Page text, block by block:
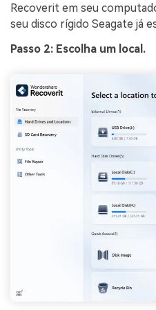
Recoverit em seu
seu disco rígido Seagate já
Passo 2: Escolha um local.